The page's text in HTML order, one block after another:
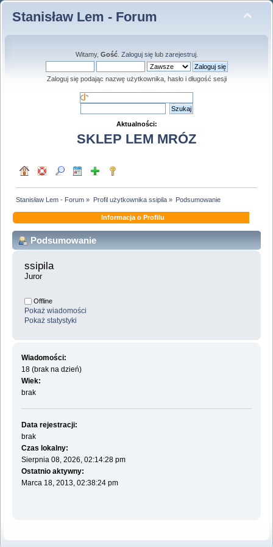
Stanisław Lem - Forum
Witamy, Gość. Zaloguj sięlub zarejestruj.
Zaloguj się podając nazwę użytkownika, hasło i długość sesji
Aktualności:
SKLEP LEM MRÓZ
Stanisław Lem - Forum » Profil użytkownika ssipila» Podsumowanie
Informacja o Profilu
Podsumowanie
ssipila
Juror
Offline
Pokaż wiadomości
Pokaż statystyki
Wiadomości:
18 (brak na dzień)
Wiek:
brak
Data rejestracji:
brak
Czas lokalny:
Sierpnia 08, 2026, 02:14:28 pm
Ostatnio aktywny:
Marca 18, 2013, 02:38:24 pm